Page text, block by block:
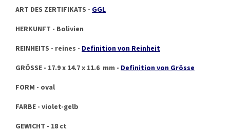
ART DES ZERTIFIKATS - GGL
HERKUNFT - Bolivien
REINHEITS - reines - Definition von Reinheit
GRÖSSE - 17.9 x 14.7 x 11.6 mm - Definition von Grösse
FORM - oval
FARBE - violet-gelb
GEWICHT - 18 ct